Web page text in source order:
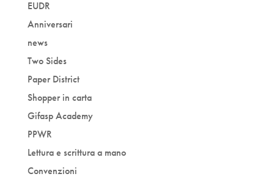
EUDR
Anniversari
news
Two Sides
Paper District
Shopper in carta
Gifasp Academy
PPWR
Lettura e scrittura a mano
Convenzioni